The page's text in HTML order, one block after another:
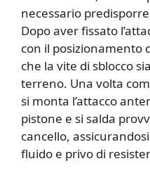
necessario
Dopo aver fissato
con il posizionamento
che la vite di sblocco
terreno. Una volta
si monta l’attacco
pistone e si salda
cancello,
fluido e privo di